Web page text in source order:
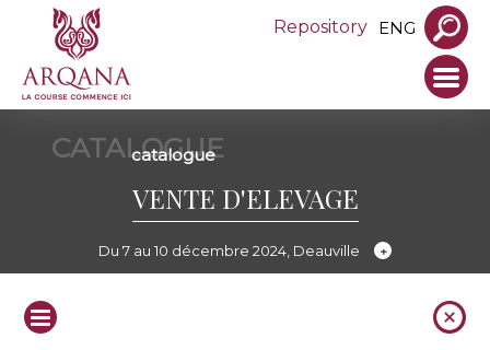
Repository ENG
CATALOGUE
catalogue
VENTE D'ELEVAGE
Du 7 au 10 décembre 2024, Deauville